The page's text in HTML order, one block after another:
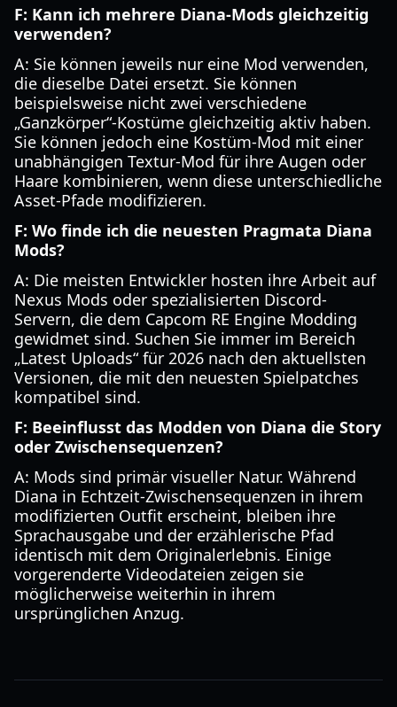
F: Kann ich mehrere Diana-Mods gleichzeitig
verwenden?
A: Sie können jeweils nur eine Mod verwenden,
die dieselbe Datei ersetzt. Sie können
beispielsweise nicht zwei verschiedene
„Ganzkörper“-Kostüme gleichzeitig aktiv haben.
Sie können jedoch eine Kostüm-Mod mit einer
unabhängigen Textur-Mod für ihre Augen oder
Haare kombinieren, wenn diese unterschiedliche
Asset-Pfade modifizieren.
F: Wo finde ich die neuesten Pragmata Diana
Mods?
A: Die meisten Entwickler hosten ihre Arbeit auf
Nexus Mods oder spezialisierten Discord-
Servern, die dem Capcom RE Engine Modding
gewidmet sind. Suchen Sie immer im Bereich
„Latest Uploads“ für 2026 nach den aktuellsten
Versionen, die mit den neuesten Spielpatches
kompatibel sind.
F: Beeinflusst das Modden von Diana die Story
oder Zwischensequenzen?
A: Mods sind primär visueller Natur. Während
Diana in Echtzeit-Zwischensequenzen in ihrem
modifizierten Outfit erscheint, bleiben ihre
Sprachausgabe und der erzählerische Pfad
identisch mit dem Originalerlebnis. Einige
vorgerenderte Videodateien zeigen sie
möglicherweise weiterhin in ihrem
ursprünglichen Anzug.